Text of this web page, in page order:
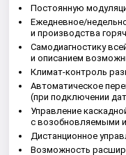
Постоянную
Ежедневное/
и производства
Самодиагностику
и описанием
Климат-контроль
Автоматическое
(при подключении
Управление
с возобновляемыми
Дистанционное
Возможность